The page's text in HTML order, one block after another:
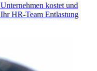
kostet und
HR-Team Entlastung